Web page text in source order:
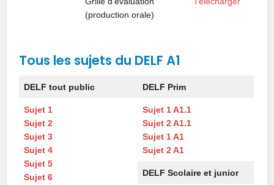
(production orale)
Tous les sujets du DELF A1
DELF tout public DELF Prim
Sujet 1
Sujet 2
Sujet 3
Sujet 4
Sujet 5
Sujet 6
Sujet 1 A1.1
Sujet 2 A1.1
Sujet 1 A1
Sujet 2 A1
DELF Scolaire et junior